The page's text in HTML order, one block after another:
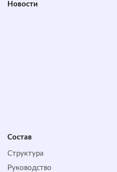
Новости
Состав
Структура
Руководство